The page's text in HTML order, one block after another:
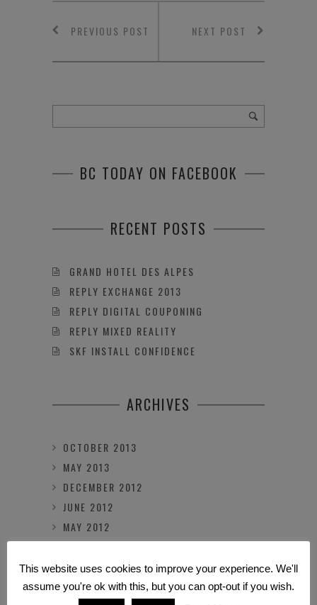
PREVIOUS POST NEXT POST
BC TODAY ON FACEBOOK
RECENT POSTS
GRAND HOTEL DES ALPES
REPLY EXCHANGE 2013
REPLY DIGITAL COUPONING
REPLY MIXED REALITY
SKF INSTALL CONFIDENCE
ARCHIVES
OCTOBER 2013
MAY 2013
DECEMBER 2012
JUNE 2012
MAY 2012
APRIL 2012
MARCH 2012
FEBRUARY 2012
This website uses cookies to improve your experience. We'll
assume you're ok with this, but you can opt-out if you wish.